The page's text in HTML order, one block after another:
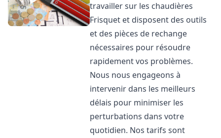
travailler sur les chaudières
Frisquet et disposent des outils
et des pièces de rechange
nécessaires pour résoudre
rapidement vos problèmes.
Nous nous engageons à
intervenir dans les meilleurs
délais pour minimiser les
perturbations dans votre
quotidien. Nos tarifs sont